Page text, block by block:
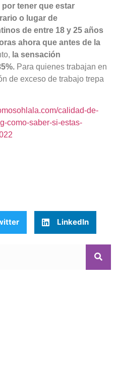
tener que estar
o lugar de
de entre 18 y 25 años
ahora que antes de la
la sensación
Para quienes trabajan en
de exceso de trabajo trepa
calidad-de-
como-saber-si-estas-
LinkedIn